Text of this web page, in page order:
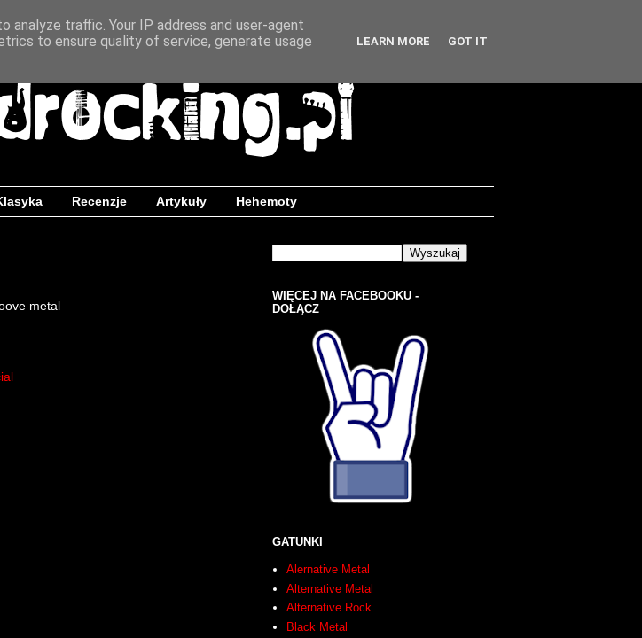
Recenzje Artykuły Hehemoty
metal
WIĘCEJ NA FACEBOOKU -
DOŁĄCZ
GATUNKI
Alernative Metal
Alternative Metal
Alternative Rock
Black Metal
traffic. Your IP address and user-agent
to ensure quality of service, generate usage
LEARN MORE GOT IT